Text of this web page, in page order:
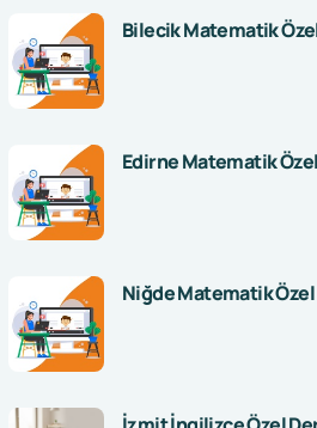
Bilecik Matematik
Edirne Matematik
Niğde Matematik